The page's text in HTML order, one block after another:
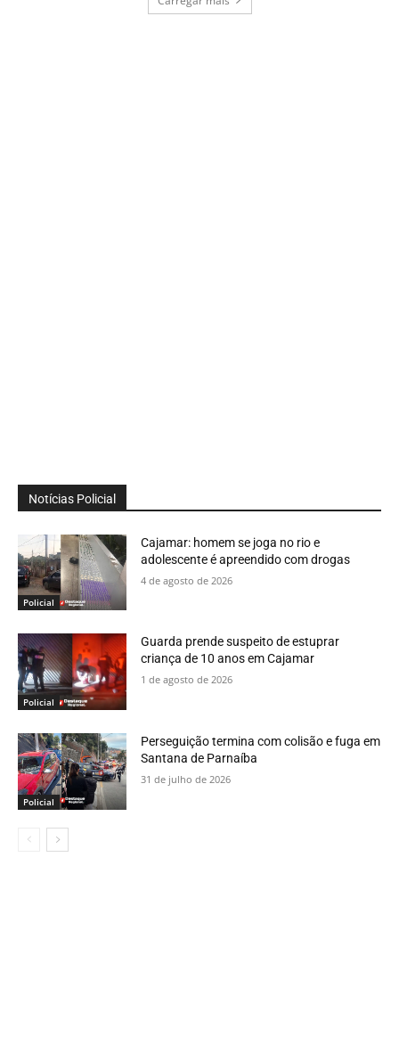
Notícias Policial
Policial
Cajamar: homem se joga no rio e
adolescente é apreendido com drogas
4 de agosto de 2026
Policial
Guarda prende suspeito de estuprar
criança de 10 anos em Cajamar
1 de agosto de 2026
Policial
Perseguição termina com colisão e fuga em
Santana de Parnaíba
31 de julho de 2026